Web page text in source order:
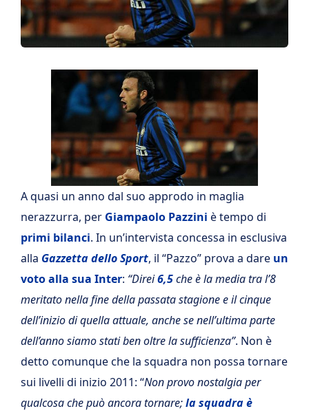
A quasi un anno dal suo approdo in maglia
nerazzurra, per Giampaolo Pazzini è tempo di
primi bilanci. In un’intervista concessa in esclusiva
alla Gazzetta dello Sport, il “Pazzo” prova a dare un
voto alla sua Inter: “Direi6,5che è la media tra l’8
meritato nella fine della passata stagione e il cinque
dell’inizio di quella attuale, anche se nell’ultima parte
dell’anno siamo stati ben oltre la sufficienza”. Non è
detto comunque che la squadra non possa tornare
sui livelli di inizio 2011: “Non provo nostalgia per
qualcosa che può ancora tornare;la squadra è